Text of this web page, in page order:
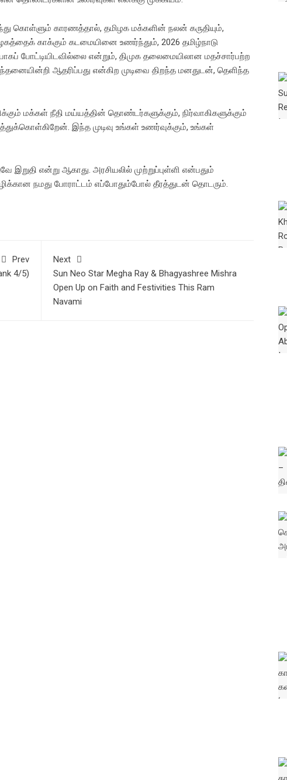
கொள்ளும் காரணத்தால், தமிழக மக்களின் நலன் கருதியும்,
காக்கும் கடமையினை உணர்ந்தும், 2026 தமிழ்நாடு
போட்டியிடவில்லை என்றும், திமுக தலைமையிலான மதச்சார்பற்ற
ஆதரிப்பது என்கிற முடிவை திறந்த மனதுடன், தெளிந்த
மக்கள் நீதி மய்யத்தின் தொண்டர்களுக்கும், நிர்வாகிகளுக்கும்
இந்த முடிவு உங்கள் உணர்வுக்கும், உங்கள்
இறுதி என்று ஆகாது. அரசியலில் முற்றுப்புள்ளி என்பதும்
நமது போராட்டம் எப்போதும்போல் தீரத்துடன் தொடரும்.
Prev
4/5)
Next
Sun Neo Star Megha Ray & Bhagyashree Mishra
Open Up on Faith and Festivities This Ram
Navami